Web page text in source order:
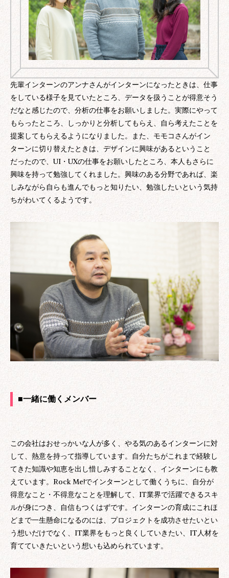
先輩インターンのアンナさんがインターンになったときは、仕事
をしている様子を見ていたところ、データを扱うことが得意そう
だなと感じたので、分析の仕事をお願いしました。実際にやって
もらったところ、しっかりと分析してもらえ、自ら考えたことを
提案してもらえるようになりました。また、モモコさんがイン
ターンに切り替えたときは、デザインに興味があるということ
だったので、UI・UXの仕事をお願いしたところ、本人もさらに
興味を持って勉強してくれました。興味のある分野であれば、楽
しみながら自らも進んでもっと知りたい、勉強したいという気持
ちがわいてくるようです。
■一緒に働くメンバー
この会社はおせっかいな人が多く、やる気のあるインターンに対
して、熱意を持って指導しています。自分たちがこれまで経験し
てきた知識や知恵を出し惜しみすることなく、インターンにも教
えています。Rock Me!でインターンとして働くうちに、自分が
得意なこと・不得意なことを理解して、IT業界で活躍できるスキ
ルが身につき、自信もつくはずです。インターンの育成にこれほ
どまで一生懸命になるのには、プロジェクトを成功させたいとい
う想いだけでなく、IT業界をもっと良くしていきたい、IT人材を
育てていきたいという想いも込められています。